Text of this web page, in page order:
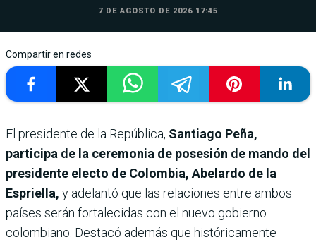
7 DE AGOSTO DE 2026 17:45
Compartir en redes
El presidente de la República, Santiago Peña,
participa de la ceremonia de posesión de mando del
presidente electo de Colombia, Abelardo de la
Espriella, y adelantó que las relaciones entre ambos
países serán fortalecidas con el nuevo gobierno
colombiano. Destacó además que históricamente